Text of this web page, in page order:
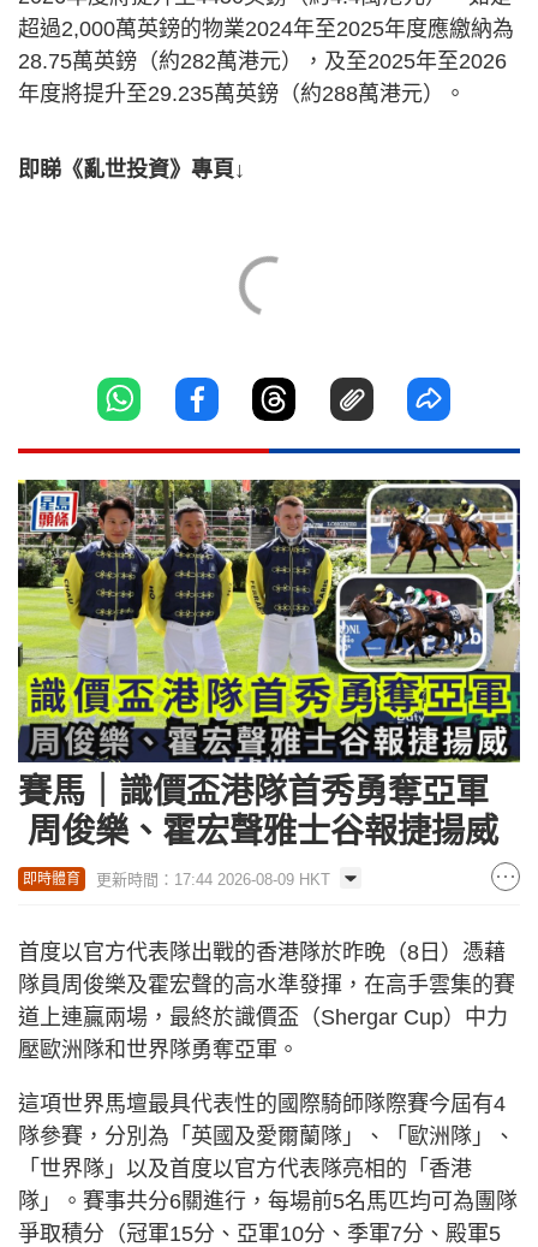
超過2,000萬英鎊的物業2024年至2025年度應繳納為
28.75萬英鎊（約282萬港元），及至2025年至2026
年度將提升至29.235萬英鎊（約288萬港元）。
即睇《亂世投資》專頁↓
賽馬｜識價盃港隊首秀勇奪亞軍
周俊樂、霍宏聲雅士谷報捷揚威
即時體育 更新時間：17:44 2026-08-09 HKT
首度以官方代表隊出戰的香港隊於昨晚（8日）憑藉
隊員周俊樂及霍宏聲的高水準發揮，在高手雲集的賽
道上連贏兩場，最終於識價盃（Shergar Cup）中力
壓歐洲隊和世界隊勇奪亞軍。
這項世界馬壇最具代表性的國際騎師隊際賽今屆有4
隊參賽，分別為「英國及愛爾蘭隊」、「歐洲隊」、
「世界隊」以及首度以官方代表隊亮相的「香港
隊」。賽事共分6關進行，每場前5名馬匹均可為團隊
爭取積分（冠軍15分、亞軍10分、季軍7分、殿軍5